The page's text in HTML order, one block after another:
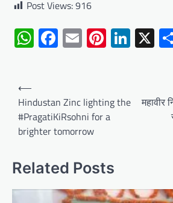
Post Views:916
WhatsApp
Facebook
Email X
Post
navigation
⟵
Hindustan Zinc lighting the
#PragatiKiRsohni for a
brighter tomorrow
महावीर
Related Posts